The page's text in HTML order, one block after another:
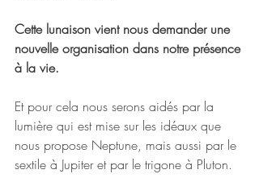
Cette lunaison vient nous demander une
nouvelle organisation dans notre présence
à la vie.
Et pour cela nous serons aidés par la
lumière qui est mise sur les idéaux que
nous propose Neptune, mais aussi par le
sextile à Jupiter et par le trigone à Pluton.